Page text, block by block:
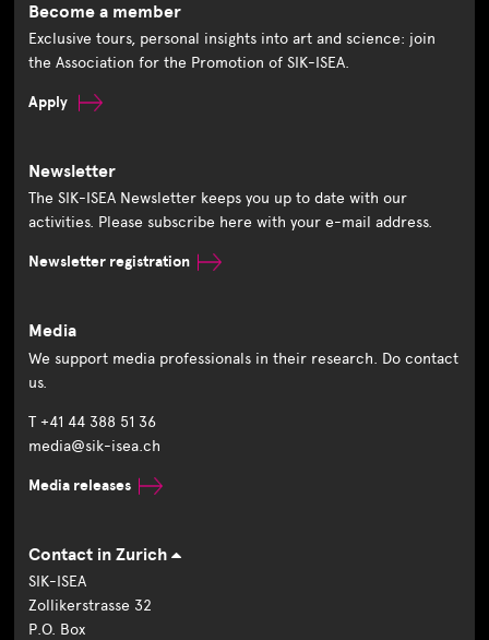
Become a member
Exclusive tours, personal insights into art and science: join
the Association for the Promotion of SIK-ISEA.
Apply
Newsletter
The SIK-ISEA Newsletter keeps you up to date with our
activities. Please subscribe here with your e-mail address.
Newsletter registration
Media
We support media professionals in their research. Do contact
us.
T +41 44 388 51 36
media@sik-isea.ch
Media releases
Contact in Zurich
SIK-ISEA
Zollikerstrasse 32
P.O. Box